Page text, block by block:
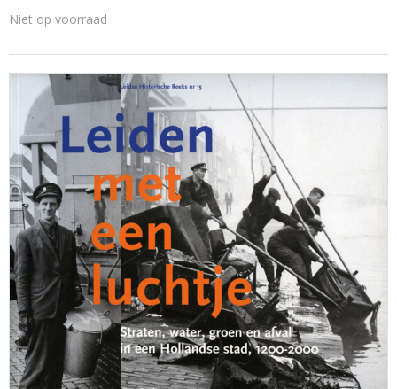
Niet op voorraad